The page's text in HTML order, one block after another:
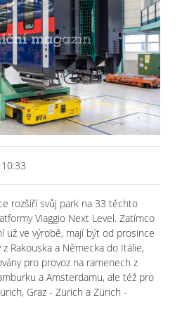
rozšíří svůj park na 33 těchto
Viaggio Next Level. Zatímco
už ve výrobě, mají být od prosince
Rakouska a Německa do Itálie,
pro provoz na ramenech z
a Amsterdamu, ale též pro
Graz - Zürich a Zürich -